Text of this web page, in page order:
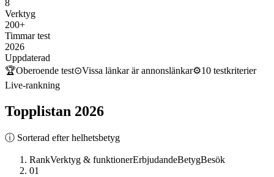
8
Verktyg
200+
Timmar test
2026
Uppdaterad
🏆Oberoende test⊙Vissa länkar är annonslänkar⚙10 testkriterier
Live-rankning
Topplistan 2026
ⓘ Sorterad efter helhetsbetyg
RankVerktyg & funktionerErbjudandeBetygBesök
01